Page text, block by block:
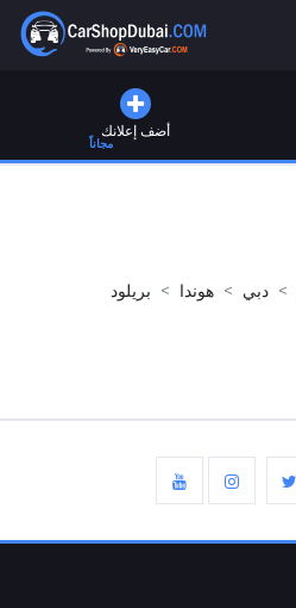
أضف إعلانك
مجاناً
دبي هوندا بريلود